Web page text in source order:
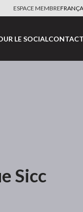
ESPACE MEMBRE
LE SOCIAL
Sicc